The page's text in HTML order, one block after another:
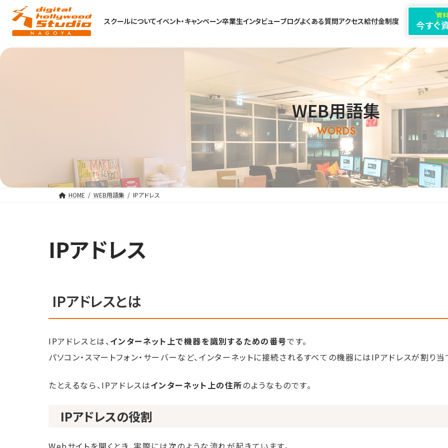
スクールについてイベント・キャンペーン卒業生インタビューブログよくある質問アクセス給付金制度
資
今すぐ
WEB用語集
WORDS
HOME WEB用語集 IPアドレス
IPアドレス
IPアドレスとは
IPアドレスとは、インターネット上で機器を識別するための番号です。
パソコン・スマートフォン・サーバーなど、インターネットに接続されるすべての機器にはIPアドレスが割り当
たとえるなら、IPアドレスはインターネット上の住所のようなものです。
IPアドレスの役割